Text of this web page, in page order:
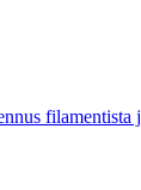
filamentista